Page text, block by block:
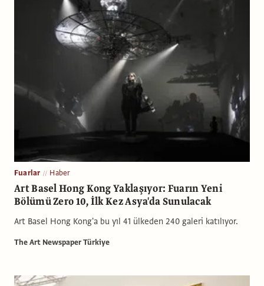
Fuarlar Haber
Art Basel Hong Kong Yaklaşıyor: Fuarın Yeni
Bölümü Zero 10, İlk Kez Asya'da Sunulacak
Art Basel Hong Kong'a bu yıl 41 ülkeden 240 galeri katılıyor.
The Art Newspaper Türkiye